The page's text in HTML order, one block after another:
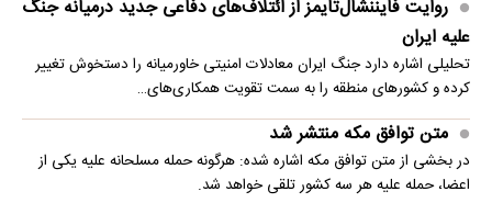
روایت فایننشال‌تایمز از ائتلاف‌های دفاعی جدید درمیانه جنگ
علیه ایران
تحلیلی اشاره دارد جنگ ایران معادلات امنیتی خاورمیانه را دستخوش تغییر
کرده و کشورهای منطقه را به سمت تقویت همکاری‌های…
متن توافق مکه منتشر شد
در بخشی از متن توافق مکه اشاره شده: هرگونه حمله مسلحانه علیه یکی از
اعضا، حمله علیه هر سه کشور تلقی خواهد شد.